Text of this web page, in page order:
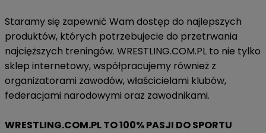
Staramy się zapewnić Wam dostęp do najlepszych
produktów, których potrzebujecie do przetrwania
najcięższych treningów. WRESTLING.COM.PL to nie tylko
sklep internetowy, współpracujemy również z
organizatorami zawodów, właścicielami klubów,
federacjami narodowymi oraz zawodnikami.
WRESTLING.COM.PL TO 100% PASJI DO SPORTU